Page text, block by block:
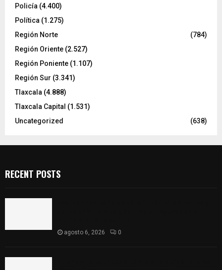
Policía (4.400)
Política (1.275)
Región Norte
(784)
Región Oriente (2.527)
Región Poniente (1.107)
Región Sur (3.341)
Tlaxcala (4.888)
Tlaxcala Capital (1.531)
Uncategorized
(638)
RECENT POSTS
agosto 6, 2026 0